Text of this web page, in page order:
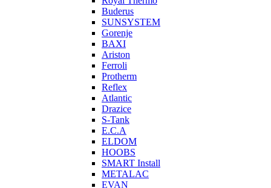
Buderus
SUNSYSTEM
Gorenje
BAXI
Ariston
Ferroli
Protherm
Reflex
Atlantic
Drazice
S-Tank
E.C.A
ELDOM
HOOBS
SMART Install
METALAC
EVAN